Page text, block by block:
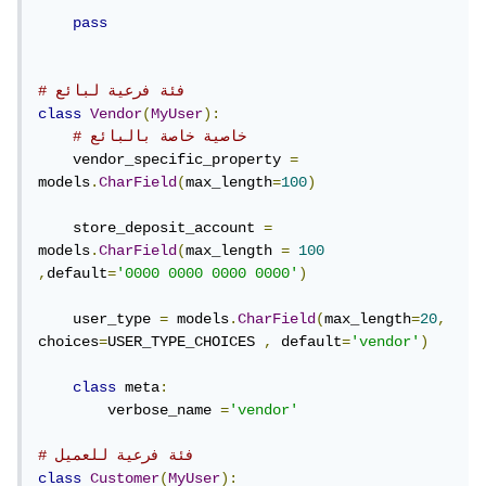
default
    business_license_number
models.CharField(max_length
ثم تعريف صنف Customer، ونرث من
صنف User باستخدام class Customer(User):، ونضيف
خاصية type مميزة لصنف Customer لتحديد نوع المستخدم،
أيضًا إضافة أي خصائص إضافية محددة
    type
= models
default="customer" )
models
.CharField
    billing_address
=
pass
# فئة فرعية لبائع
class
Vendor(MyUser):
# خاصية خاصة بالبائع
    vendor_specific_property
=
models.CharField(max_length=100)
    store_deposit_account
=
models.CharField(max_length =
100
,default='0000 0000 0000 0000')
    user_type
= models.CharField(max_length=20,
choices=USER_TYPE_CHOICES , default='vendor')
class meta:
        verbose_name
='vendor'
# فئة فرعية للعميل
class
Customer(MyUser):